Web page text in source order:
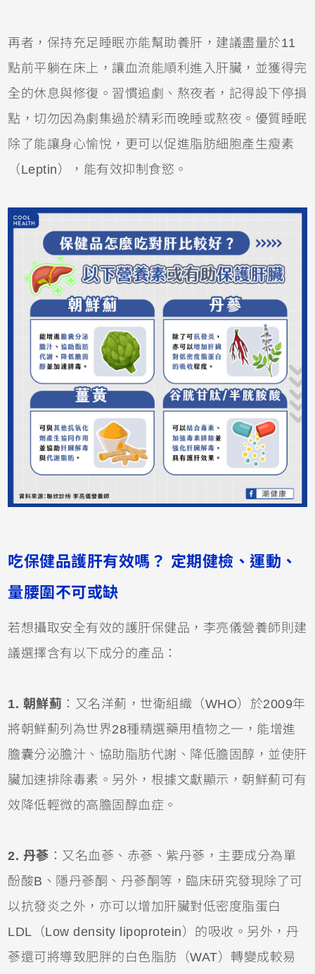
再者，保持充足睡眠亦能幫助養肝，建議盡量於11
點前平躺在床上，讓血流能順利進入肝臟，並獲得完
全的休息與修復。習慣追劇、熬夜者，記得設下停損
點，切勿因為劇集過於精彩而晚睡或熬夜。優質睡眠
除了能讓身心愉悅，更可以促進脂肪細胞產生瘦素
（Leptin），能有效抑制食慾。
吃保健品護肝有效嗎？ 定期健檢、運動、
量腰圍不可或缺
若想攝取安全有效的護肝保健品，李亮儀營養師則建
議選擇含有以下成分的產品：
1. 朝鮮薊 ：又名洋薊，世衛組織（WHO）於2009年
將朝鮮薊列為世界28種精選藥用植物之一，能增進
膽囊分泌膽汁、協助脂肪代謝、降低膽固醇，並使肝
臟加速排除毒素。另外，根據文獻顯示，朝鮮薊可有
效降低輕微的高膽固醇血症。
2. 丹蔘 ：又名血蔘、赤蔘、紫丹蔘，主要成分為單
酚酸B、隱丹蔘酮、丹蔘酮等，臨床研究發現除了可
以抗發炎之外，亦可以增加肝臟對低密度脂蛋白
LDL（Low density lipoprotein）的吸收。另外，丹
蔘還可將導致肥胖的白色脂肪（WAT）轉變成較易